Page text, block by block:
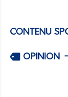
CONTENU
OPINION